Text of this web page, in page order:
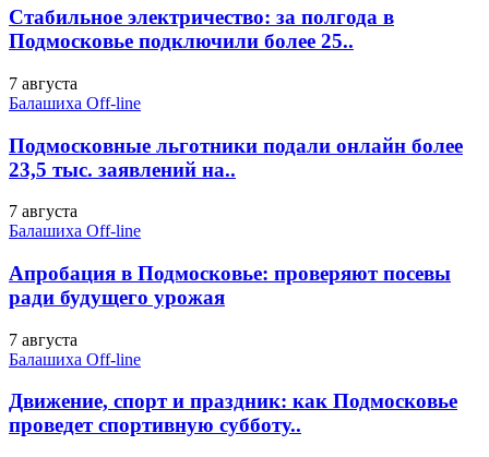
Стабильное электричество: за полгода в
Подмосковье подключили более 25..
7 августа
Балашиха Off-line
Подмосковные льготники подали онлайн более
23,5 тыс. заявлений на..
7 августа
Балашиха Off-line
Апробация в Подмосковье: проверяют посевы
ради будущего урожая
7 августа
Балашиха Off-line
Движение, спорт и праздник: как Подмосковье
проведет спортивную субботу..